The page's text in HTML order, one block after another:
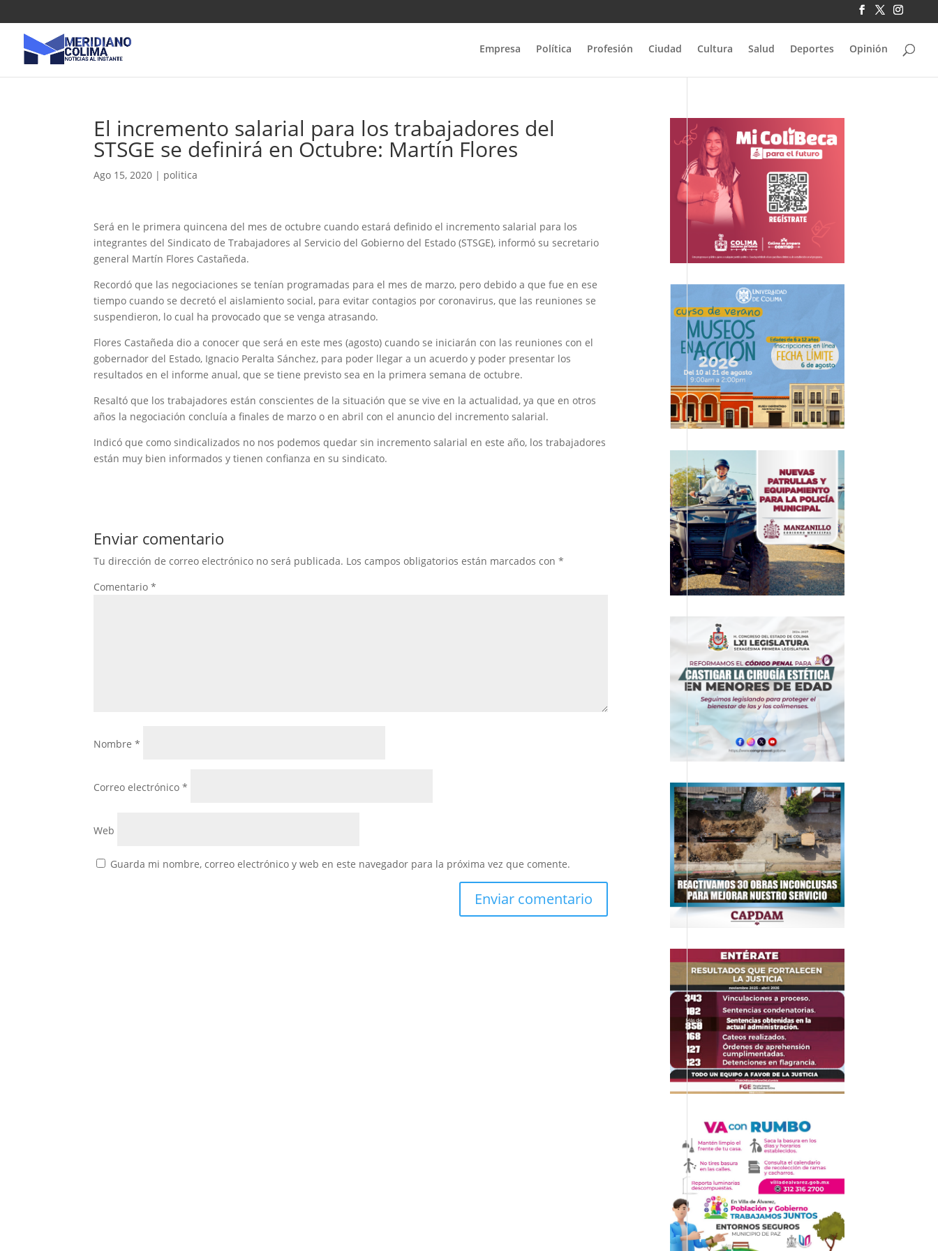
Empresa Política Profesión Ciudad Cultura Salud Deportes Opinión
El incremento salarial para los trabajadores del
STSGE se definirá en Octubre: Martín Flores
Ago 15, 2020 | politica
Será en le primera quincena del mes de octubre cuando estará definido el incremento salarial para los
integrantes del Sindicato de Trabajadores al Servicio del Gobierno del Estado (STSGE), informó su secretario
general Martín Flores Castañeda.
Recordó que las negociaciones se tenían programadas para el mes de marzo, pero debido a que fue en ese
tiempo cuando se decretó el aislamiento social, para evitar contagios por coronavirus, que las reuniones se
suspendieron, lo cual ha provocado que se venga atrasando.
Flores Castañeda dio a conocer que será en este mes (agosto) cuando se iniciarán con las reuniones con el
gobernador del Estado, Ignacio Peralta Sánchez, para poder llegar a un acuerdo y poder presentar los
resultados en el informe anual, que se tiene previsto sea en la primera semana de octubre.
Resaltó que los trabajadores están conscientes de la situación que se vive en la actualidad, ya que en otros
años la negociación concluía a finales de marzo o en abril con el anuncio del incremento salarial.
Indicó que como sindicalizados no nos podemos quedar sin incremento salarial en este año, los trabajadores
están muy bien informados y tienen confianza en su sindicato.
Enviar comentario
Tu dirección de correo electrónico no será publicada. Los campos obligatorios están marcados con*
Comentario*
Nombre*
Correo electrónico*
Web
Guarda mi nombre, correo electrónico y web en este navegador para la próxima vez que comente.